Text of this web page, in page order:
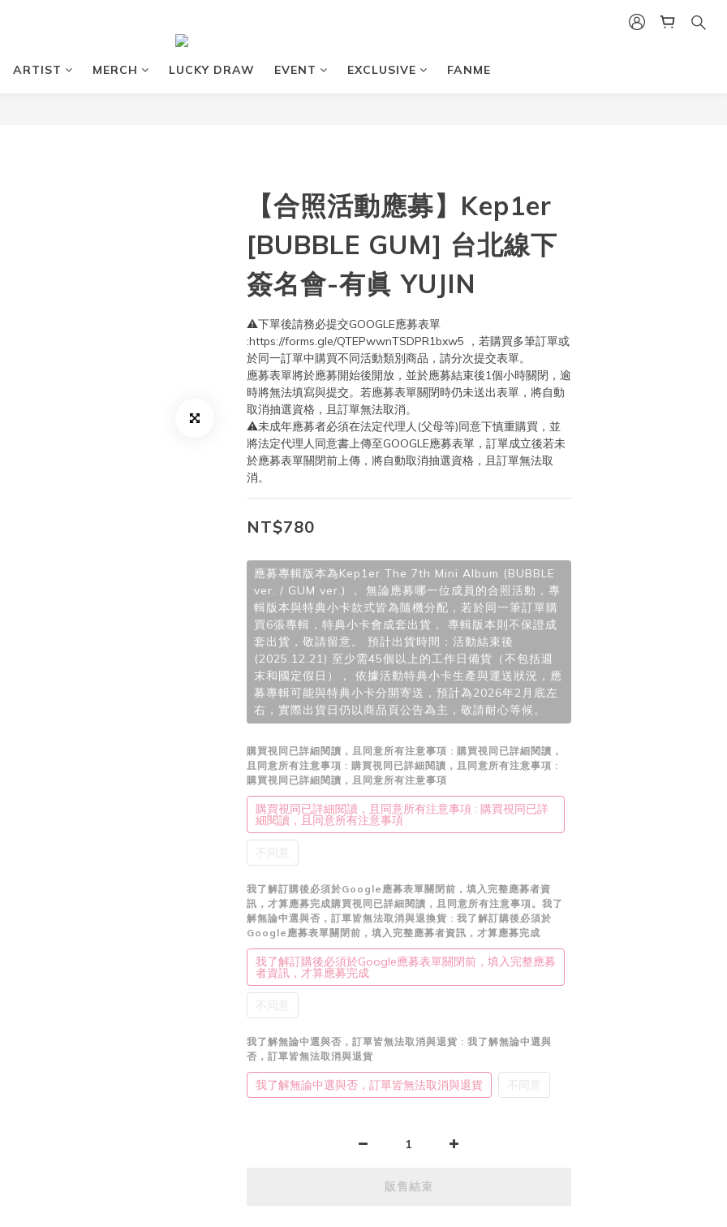
ARTIST MERCH LUCKY DRAW EVENT EXCLUSIVE FANME
【合照活動應募】Kep1er
[BUBBLE GUM] 台北線下
簽名會-有眞 YUJIN
⚠️下單後請務必提交GOOGLE應募表單
:https://forms.gle/QTEPwwnTSDPR1bxw5 ，若購買多筆訂單或
於同一訂單中購買不同活動類別商品，請分次提交表單。
應募表單將於應募開始後開放，並於應募結束後1個小時關閉，逾
時將無法填寫與提交。若應募表單關閉時仍未送出表單，將自動
取消抽選資格，且訂單無法取消。
⚠️未成年應募者必須在法定代理人(父母等)同意下慎重購買，並
將法定代理人同意書上傳至GOOGLE應募表單，訂單成立後若未
於應募表單關閉前上傳，將自動取消抽選資格，且訂單無法取
消。
NT$780
應募專輯版本為Kep1er The 7th Mini Album (BUBBLE
ver. / GUM ver.) ， 無論應募哪一位成員的合照活動，專
輯版本與特典小卡款式皆為隨機分配，若於同一筆訂單購
買6張專輯，特典小卡會成套出貨， 專輯版本則不保證成
套出貨，敬請留意。 預計出貨時間：活動結束後
(2025.12.21) 至少需45個以上的工作日備貨（不包括週
末和國定假日）， 依據活動特典小卡生產與運送狀況，應
募專輯可能與特典小卡分開寄送，預計為2026年2月底左
右，實際出貨日仍以商品頁公告為主，敬請耐心等候。
購買視同已詳細閱讀，且同意所有注意事項 : 購買視同已詳細閱讀，
且同意所有注意事項 : 購買視同已詳細閱讀，且同意所有注意事項 :
購買視同已詳細閱讀，且同意所有注意事項
購買視同已詳細閱讀，且同意所有注意事項 : 購買視同已詳
細閱讀，且同意所有注意事項
不同意
我了解訂購後必須於Google應募表單關閉前，填入完整應募者資
訊，才算應募完成購買視同已詳細閱讀，且同意所有注意事項。我了
解無論中選與否，訂單皆無法取消與退換貨 : 我了解訂購後必須於
Google應募表單關閉前，填入完整應募者資訊，才算應募完成
我了解訂購後必須於Google應募表單關閉前，填入完整應募
者資訊，才算應募完成
不同意
我了解無論中選與否，訂單皆無法取消與退貨 : 我了解無論中選與
否，訂單皆無法取消與退貨
我了解無論中選與否，訂單皆無法取消與退貨 不同意
販售結束